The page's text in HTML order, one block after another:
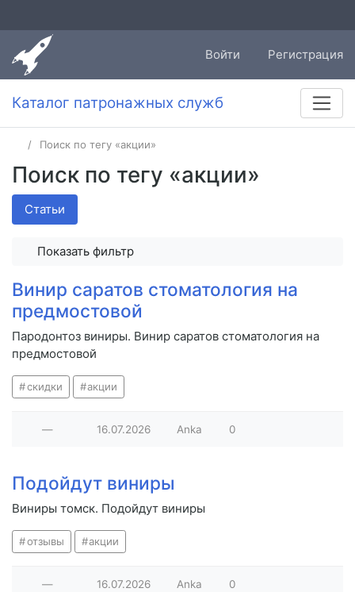
Войти Регистрация
Каталог патронажных служб
Поиск по тегу «акции»
Поиск по тегу «акции»
Статьи
Показать фильтр
Винир саратов стоматология на
предмостовой
Пародонтоз виниры. Винир саратов стоматология на
предмостовой
скидки акции
— 16.07.2026 Anka 0
Подойдут виниры
Виниры томск. Подойдут виниры
отзывы акции
— 16.07.2026 Anka 0